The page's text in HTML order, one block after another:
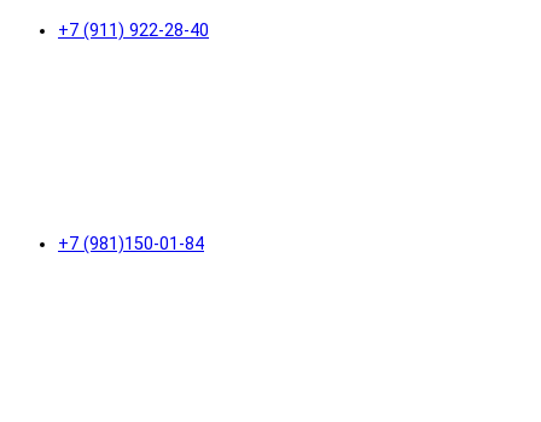
+7 (911) 922-28-40
+7 (981)150-01-84